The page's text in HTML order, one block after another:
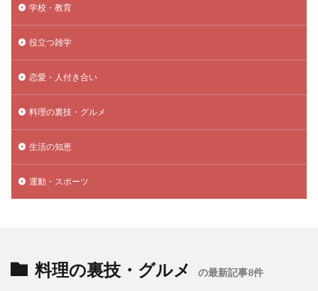
学校・教育
役立つ雑学
恋愛・人付き合い
料理の裏技・グルメ
生活の知恵
運動・スポーツ
料理の裏技・グルメ の最新記事8件